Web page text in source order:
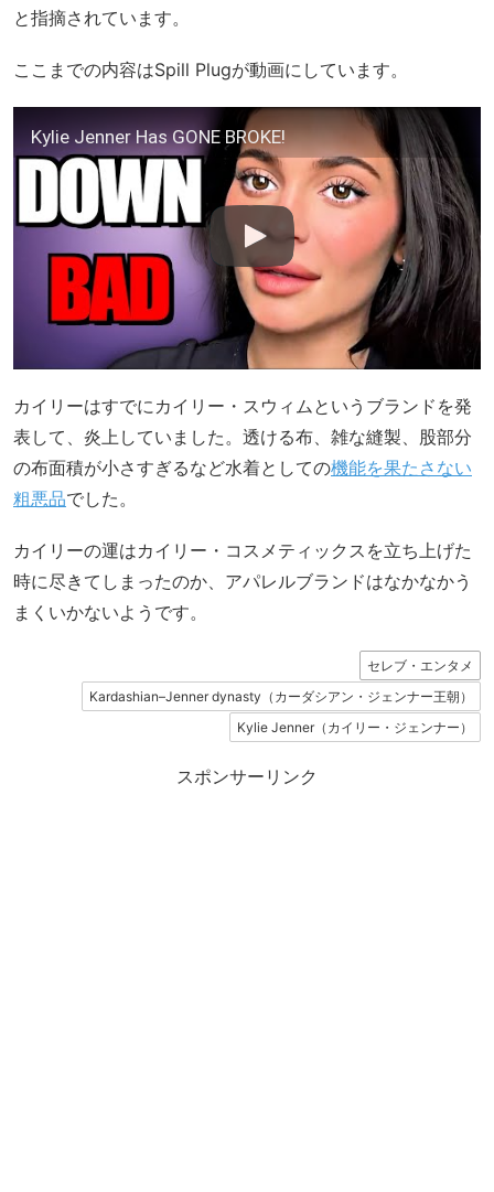
と指摘されています。
ここまでの内容はSpill Plugが動画にしています。
Kylie Jenner Has GONE BROKE!
カイリーはすでにカイリー・スウィムというブランドを発
表して、炎上していました。透ける布、雑な縫製、股部分
の布面積が小さすぎるなど水着としての機能を果たさない
粗悪品でした。
カイリーの運はカイリー・コスメティックスを立ち上げた
時に尽きてしまったのか、アパレルブランドはなかなかう
まくいかないようです。
セレブ・エンタメ
Kardashian–Jenner dynasty（カーダシアン・ジェンナー王朝）
Kylie Jenner（カイリー・ジェンナー）
スポンサーリンク